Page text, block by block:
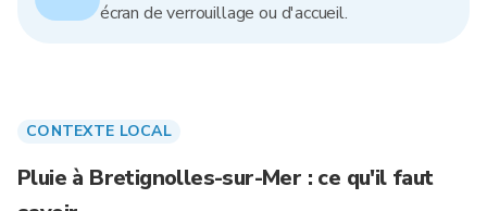
écran de verrouillage ou d'accueil.
CONTEXTE LOCAL
Pluie à Bretignolles-sur-Mer : ce qu'il faut